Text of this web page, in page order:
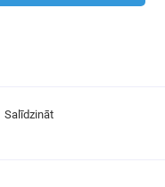
Salīdzināt